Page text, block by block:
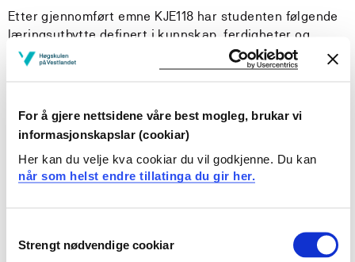
For å gjere nettsidene våre best mogleg, brukar vi
informasjonskapslar (cookiar)
Her kan du velje kva cookiar du vil godkjenne. Du kan
når som helst endre tillatinga du gir her.
Selection
Strengt nødvendige cookiar
Etter gjennomført emne KJE118 har studenten følgende
læringsutbytte definert i kunnskap, ferdigheter og
generell kompetanse:
Studenten
har en grunnleggende forståelse av samspillet
mellom laksens livssyklus og viktige
vannbehandlings- og rensemetoder i
resirkuleringsanlegg for fisk